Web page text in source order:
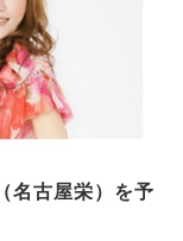
名古屋栄）を予